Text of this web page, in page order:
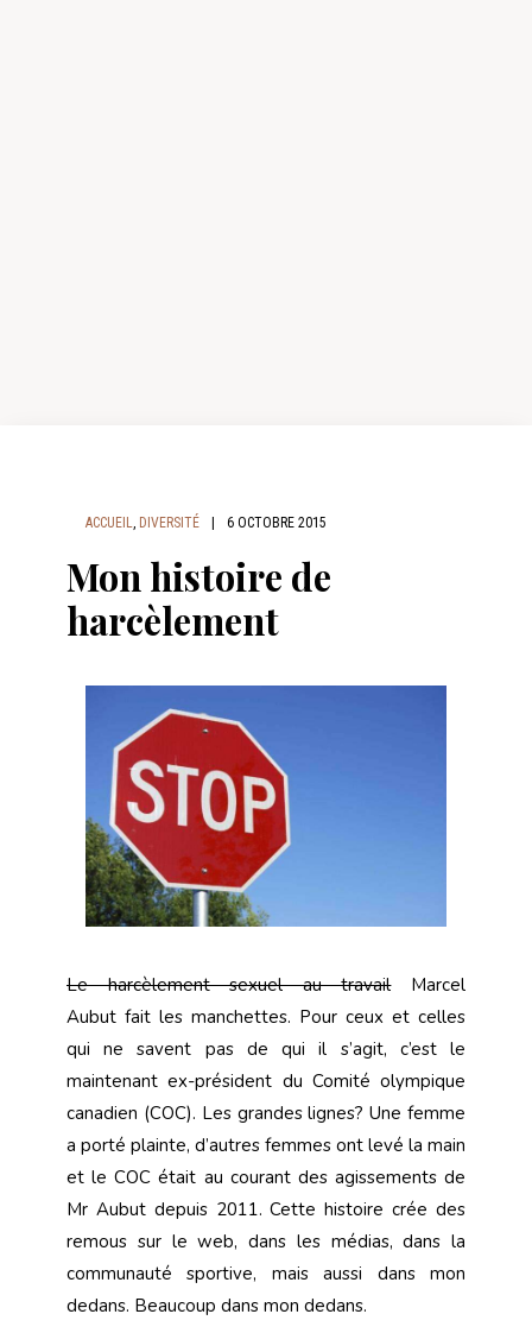
ACCUEIL, DIVERSITÉ 6 OCTOBRE 2015
Mon histoire de
harcèlement
Le harcèlement sexuel au travailMarcel
Aubut fait les manchettes. Pour ceux et celles
qui ne savent pas de qui il s’agit, c’est le
maintenant ex-président du Comité olympique
canadien (COC). Les grandes lignes? Une femme
a porté plainte, d’autres femmes ont levé la main
et le COC était au courant des agissements de
Mr Aubut depuis 2011. Cette histoire crée des
remous sur le web, dans les médias, dans la
communauté sportive, mais aussi dans mon
dedans. Beaucoup dans mon dedans.